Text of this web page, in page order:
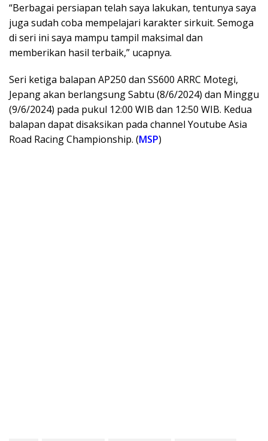
“Berbagai persiapan telah saya lakukan, tentunya saya
juga sudah coba mempelajari karakter sirkuit. Semoga
di seri ini saya mampu tampil maksimal dan
memberikan hasil terbaik,” ucapnya.
Seri ketiga balapan AP250 dan SS600 ARRC Motegi,
Jepang akan berlangsung Sabtu (8/6/2024) dan Minggu
(9/6/2024) pada pukul 12:00 WIB dan 12:50 WIB. Kedua
balapan dapat disaksikan pada channel Youtube Asia
Road Racing Championship. (MSP)